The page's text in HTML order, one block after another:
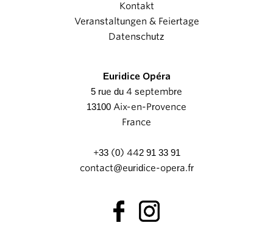
Kontakt
Veranstaltungen & Feiertage
Datenschutz
Euridice Opéra
5 rue du 4 septembre
13100 Aix-en-Provence
France
+33 (0) 442 91 33 91
contact@euridice-opera.fr